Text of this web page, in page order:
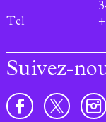
Tel
Suivez-